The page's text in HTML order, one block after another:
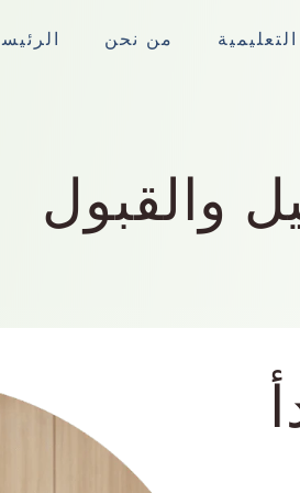
من نحن
واﻟﻘﺒﻮل